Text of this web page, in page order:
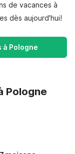
de vacances à
dès aujourd'hui!
à Pologne
Pologne